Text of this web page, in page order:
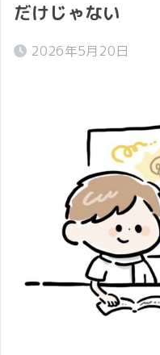
だけじゃない
2026年5月20日